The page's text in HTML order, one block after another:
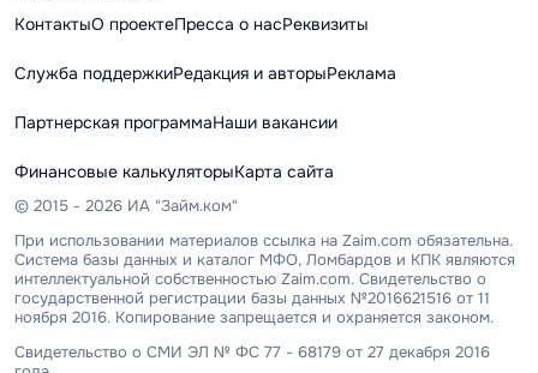
КонтактыО проектеПресса о насРеквизиты
Служба поддержкиРедакция и авторыРеклама
Партнерская программаНаши вакансии
Финансовые калькуляторыКарта сайта
© 2015 - 2026 ИА "Займ.ком"
При использовании материалов ссылка на Zaim.com обязательна.
Система базы данных и каталог МФО, Ломбардов и КПК являются
интеллектуальной собственностью Zaim.com. Свидетельство о
государственной регистрации базы данных №2016621516 от 11
ноября 2016. Копирование запрещается и охраняется законом.
Свидетельство о СМИ ЭЛ № ФС 77 - 68179 от 27 декабря 2016